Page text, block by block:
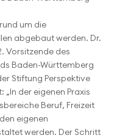
um die
abgebaut werden. Dr.
Vorsitzende des
Baden-Württemberg
Stiftung Perspektive
der eigenen Praxis
Beruf, Freizeit
eigenen
werden. Der Schritt